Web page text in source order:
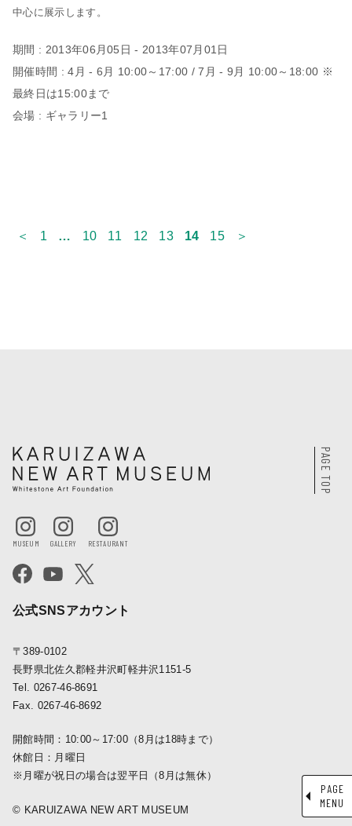
PAGE
MENU
中心に展示します。
期間 : 2013年06月05日 - 2013年07月01日
開催時間 : 4月 - 6月 10:00～17:00 / 7月 - 9月 10:00～18:00 ※
最終日は15:00まで
会場 : ギャラリー1
＜ 1 … 10 11 12 13 14 15 ＞
公式SNSアカウント
〒389-0102
長野県北佐久郡軽井沢町軽井沢1151-5
Tel. 0267-46-8691
Fax. 0267-46-8692
開館時間：10:00～17:00（8月は18時まで）
休館日：月曜日
※月曜が祝日の場合は翌平日（8月は無休）
© KARUIZAWA NEW ART MUSEUM
PAGE TOP